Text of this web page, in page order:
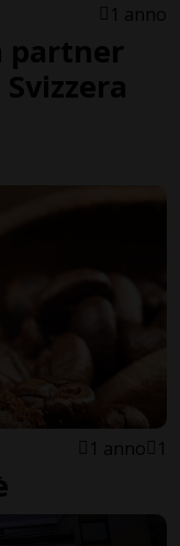
1 anno
partner
1 anno 1